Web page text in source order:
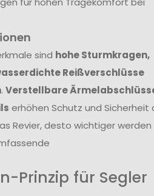
sind hohe Sturmkragen,
Reißverschlüsse
. Verstellbare
erhöhen Schutz und Sicherheit
Revier, desto wichtiger werden
Prinzip für Segler